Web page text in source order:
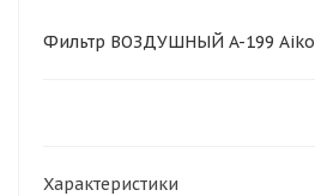
Фильтр ВОЗДУШНЫЙ A-199 Aiko
Характеристики